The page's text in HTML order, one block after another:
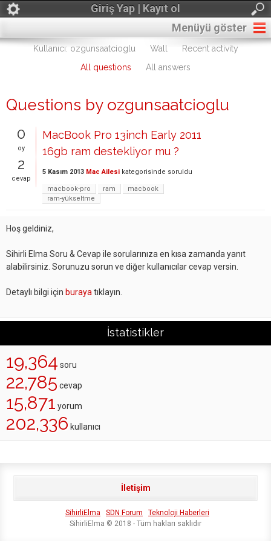
Giriş Yap | Kayıt ol
Menüyü göster
Kullanıcı: ozgunsaatcioglu Wall
Recent activity
All questions
All answers
Questions by ozgunsaatcioglu
0
oy
2
cevap
MacBook Pro 13inch Early 2011
16gb ram destekliyor mu ?
5 Kasım 2013 Mac Ailesi kategorisinde soruldu
macbook-pro ram
macbook
ram-yükseltme
Hoş geldiniz,
Sihirli Elma Soru & Cevap ile sorularınıza en kısa zamanda yanıt
alabilirsiniz. Sorunuzu sorun ve diğer kullanıcılar cevap versin.
Detaylı bilgi için buraya tıklayın.
İstatistikler
19,364 soru
22,785 cevap
15,871 yorum
202,336 kullanıcı
İletişim
SihirliElma SDN Forum
Teknoloji Haberleri
SihirliElma © 2018 - Tüm hakları saklıdır